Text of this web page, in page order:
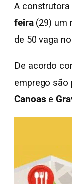
A construtora
feira (29) um
de 50 vaga
De acordo
emprego são
Canoas e